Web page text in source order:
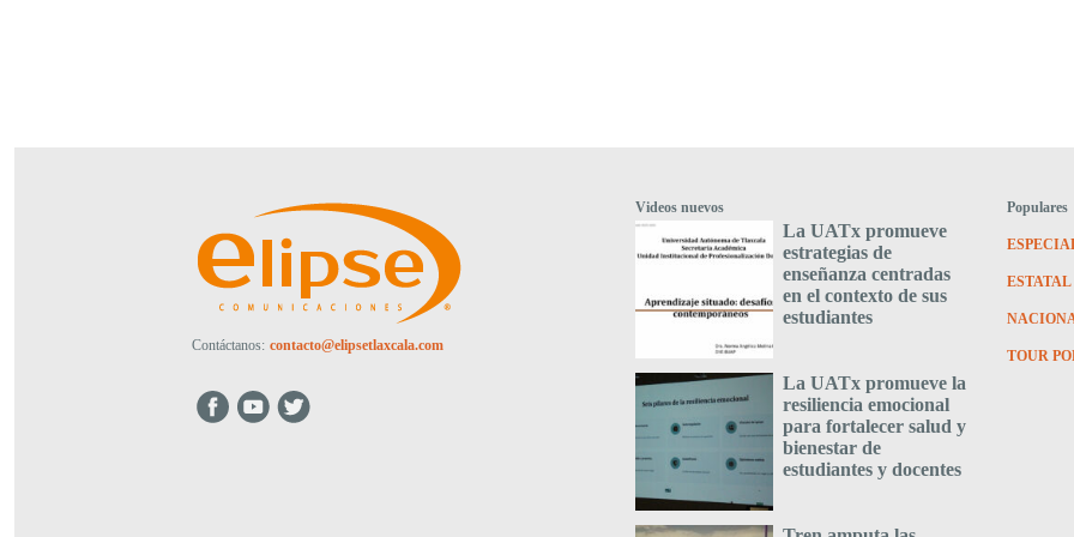
Contáctanos: contacto@elipsetlaxcala.com
Videos nuevos
La UATx promueve
estrategias de
enseñanza centradas
en el contexto de sus
estudiantes
La UATx promueve la
resiliencia emocional
para fortalecer salud y
bienestar de
estudiantes y docentes
Populares
ESTATAL
TOUR